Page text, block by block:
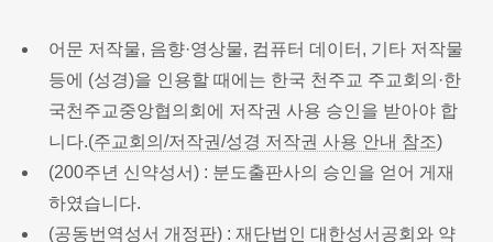
어문 저작물, 음향·영상물, 컴퓨터 데이터, 기타 저작물
등에 (성경)을 인용할 때에는 한국 천주교 주교회의·한
국천주교중앙협의회에 저작권 사용 승인을 받아야 합
니다.(주교회의/저작권/성경 저작권 사용 안내 참조)
(200주년 신약성서) : 분도출판사의 승인을 얻어 게재
하였습니다.
(공동번역성서 개정판) : 재단법인 대한성서공회와 약